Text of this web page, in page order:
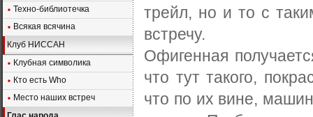
Техно-библиотечка
Всякая всячина
Клуб НИССАН
Клубная символика
Кто есть Who
Место наших встреч
трейл, но и то с
встречу.
Офигенная
что тут такого,
что по их вине,